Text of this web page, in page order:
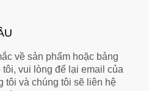
về sản phẩm hoặc bảng
vui lòng để lại email của
tôi và chúng tôi sẽ liên hệ